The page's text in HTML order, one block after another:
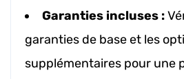
Garanties incluses :
garanties de base et les
supplémentaires pour une